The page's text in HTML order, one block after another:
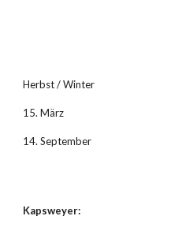
Herbst / Winter
15. März
14. September
Kapsweyer: